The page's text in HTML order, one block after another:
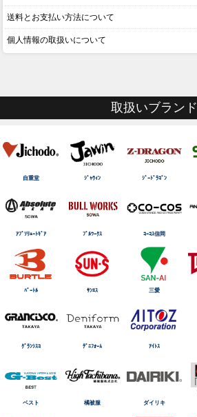
送料とお支払い方法について
個人情報の取扱いについて
取扱いブランド
自重堂 ｼﾞｬｳｨﾝ ｼﾞｰﾄﾞﾗｺﾞﾝ
ｱﾌﾞｿﾘｭｰﾄｷﾞｱ ﾌﾞﾙﾜｰｸｽ ｺｰｺｽ信岡
ﾊﾞｰﾄﾙ ｻﾝｴｽ 三愛
ｸﾞﾗﾝｼｽｺ ﾃﾞﾆﾌｫｰﾑ ｱｲﾄｽ
ベスト 橘被服 ダイリキ